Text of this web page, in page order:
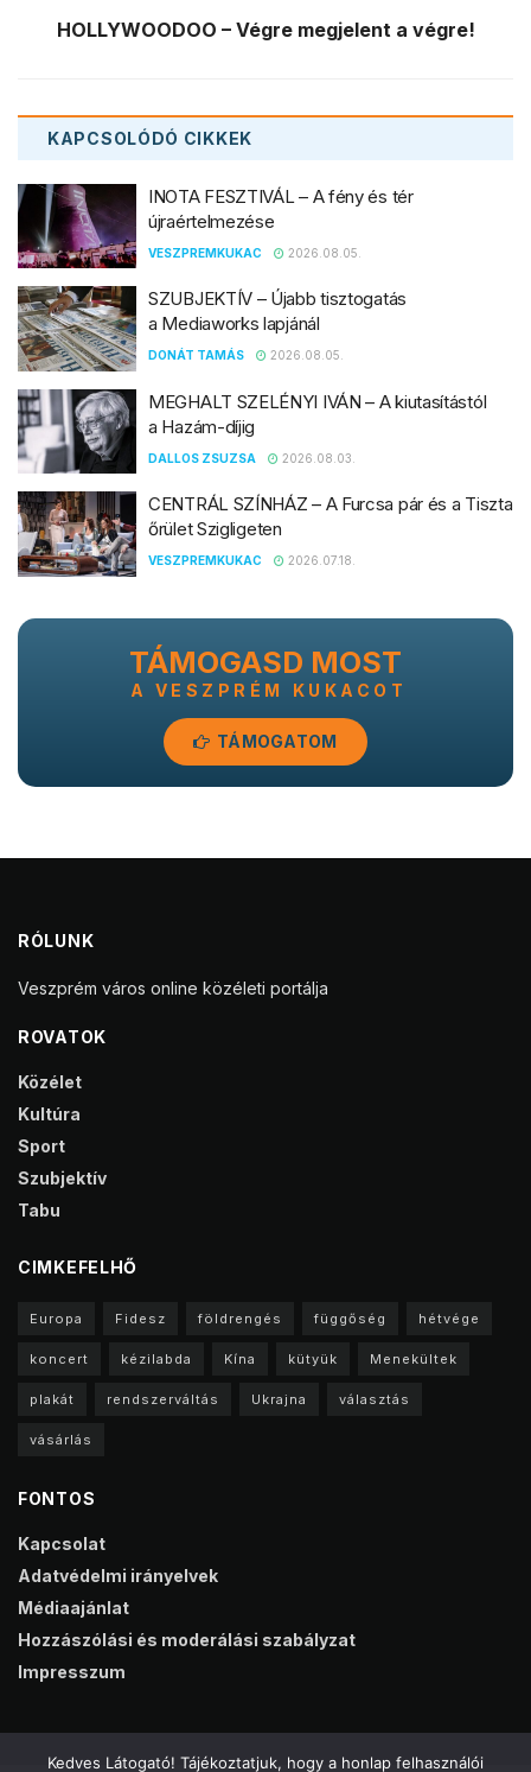
HOLLYWOODOO – Végre megjelent a végre!
KAPCSOLÓDÓ CIKKEK
INOTA FESZTIVÁL – A fény és tér
újraértelmezése
VESZPREMKUKAC 2026.08.05.
SZUBJEKTÍV – Újabb tisztogatás
a Mediaworks lapjánál
DONÁT TAMÁS 2026.08.05.
MEGHALT SZELÉNYI IVÁN – A kiutasítástól
a Hazám-díjig
DALLOS ZSUZSA 2026.08.03.
CENTRÁL SZÍNHÁZ – A Furcsa pár és a Tiszta
őrület Szigligeten
VESZPREMKUKAC 2026.07.18.
TÁMOGASD MOST
A VESZPRÉM KUKACOT
TÁMOGATOM
RÓLUNK
Veszprém város online közéleti portálja
ROVATOK
Közélet
Kultúra
Sport
Szubjektív
Tabu
CIMKEFELHŐ
Europa Fidesz földrengés függőség hétvége
koncert kézilabda Kína kütyük Menekültek
plakát rendszerváltás Ukrajna választás
vásárlás
FONTOS
Kapcsolat
Adatvédelmi irányelvek
Médiaajánlat
Hozzászólási és moderálási szabályzat
Impresszum
Kedves Látogató! Tájékoztatjuk, hogy a honlap felhasználói